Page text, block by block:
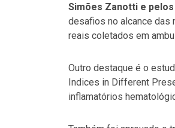
Simões Zanotti e
desafios no alcance das
reais coletados em
Outro destaque é o
Indices in Different
inflamatórios